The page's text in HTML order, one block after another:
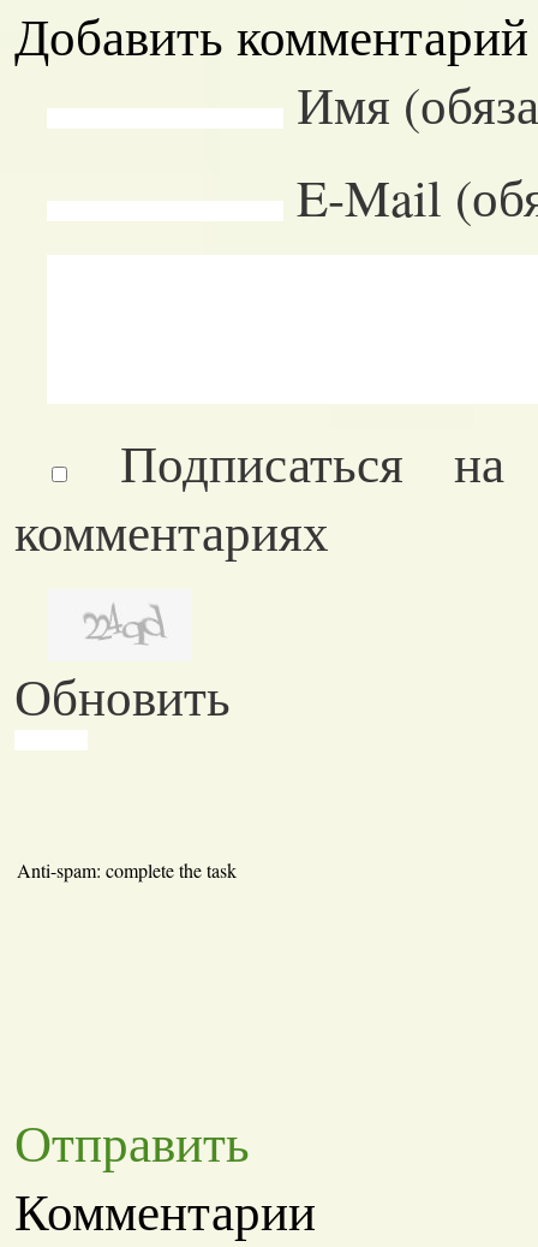
Добавить комментарий
Имя
E-Mail
Подписаться
комментариях
Обновить
Anti-spam: complete the task
Отправить
Комментарии